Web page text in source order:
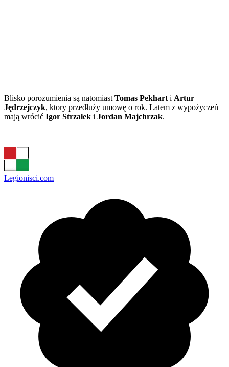
Blisko porozumienia są natomiast Tomas Pekhart i Artur
Jędrzejczyk, ktory przedłuży umowę o rok. Latem z wypożyczeń
mają wrócić Igor Strzałek i Jordan Majchrzak.
Legionisci.com